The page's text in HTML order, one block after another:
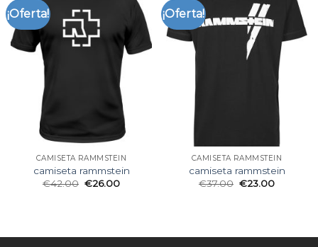
¡Oferta!
CAMISETA RAMMSTEIN
camiseta rammstein
€42.00 €26.00
¡Oferta!
CAMISETA RAMMSTEIN
camiseta rammstein
€37.00 €23.00